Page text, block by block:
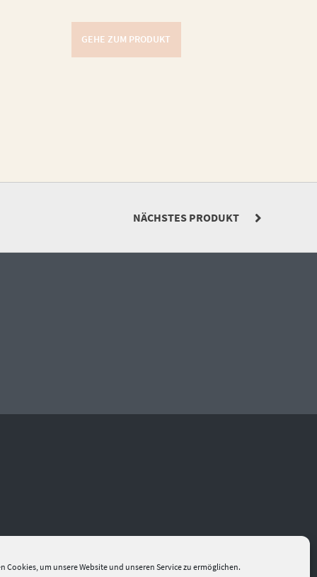
Cookies, um unsere Website und unseren Service zu ermöglichen.
GEHE ZUM PRODUKT
NÄCHSTES PRODUKT